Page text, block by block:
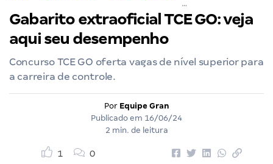
Gabarito extraoficial TCE GO: veja
aqui seu desempenho
Concurso TCE GO oferta vagas de nível superior para
a carreira de controle.
Por Equipe Gran
Publicado em 16/06/24
2 min. de leitura
1 0